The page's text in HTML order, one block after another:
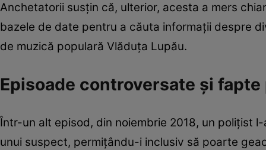
Anchetatorii susțin că, ulterior, acesta a mers
bazele de date pentru a căuta informații despre
de muzică populară Vlăduța Lupău.
Episoade controversate și
Într-un alt episod, din noiembrie 2018, un polițist
unui suspect, permițându-i inclusiv să poarte